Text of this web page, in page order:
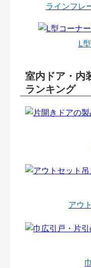
ラインフレ
L
室内ドア・内
ランキング
アウ